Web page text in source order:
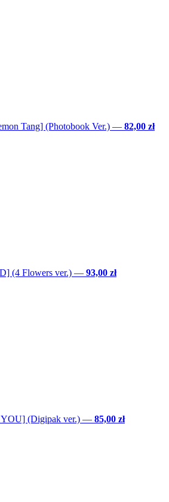
Tang] (Photobook Ver.) — 82,00 zł
(4 Flowers ver.) — 93,00 zł
(Digipak ver.) — 85,00 zł